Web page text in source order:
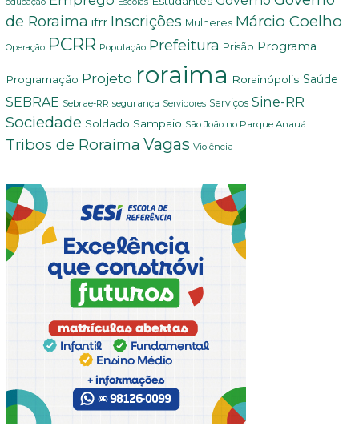
de Roraima ifrr Inscrições Mulheres Márcio Coelho
Operação PCRR População Prefeitura Prisão Programa
Programação Projeto roraima Rorainópolis Saúde
SEBRAE Sebrae-RR segurança Servidores Serviços Sine-RR
Sociedade Soldado Sampaio São João no Parque Anauá
Tribos de Roraima Vagas Violência